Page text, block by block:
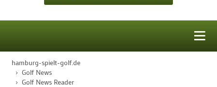
STARTSEITE
hamburg-spielt-golf.de
Golf News
Golf News Reader